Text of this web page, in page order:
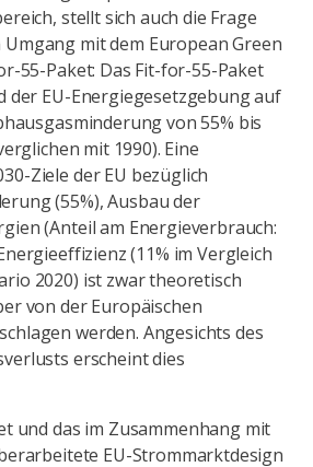
stellt sich auch die Frage
mit dem European Green
55-Paket: Das Fit-for-55-Paket
der EU-Energiegesetzgebung auf
von 55% bis
mit 1990). Eine
Ziele der EU bezüglich
(55%), Ausbau der
(Anteil am Energieverbrauch:
(11% im Vergleich
2020) ist zwar theoretisch
von der Europäischen
werden. Angesichts des
erscheint dies
und das im Zusammenhang mit
EU-Strommarktdesign